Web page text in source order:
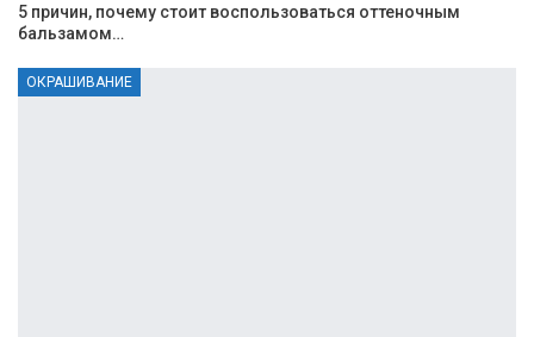
5 причин, почему стоит воспользоваться оттеночным
бальзамом…
ОКРАШИВАНИЕ